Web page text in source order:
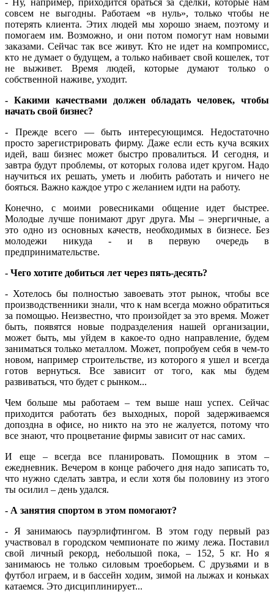
совсем не выгодны. Работаем «в нуль», только чтобы не
потерять клиента. Этих людей мы хорошо знаем, поэтому и
помогаем им. Возможно, и они потом помогут нам новыми
заказами. Сейчас так все живут. Кто не идет на компромисс,
кто не думает о будущем, а только набивает свой кошелек, тот
не выживет. Время людей, которые думают только о
собственной наживе, уходит.
- Какими качествами должен обладать человек, чтобы
начать свой бизнес?
- Прежде всего — быть интересующимся. Недостаточно
просто зарегистрировать фирму. Даже если есть куча всяких
идей, ваш бизнес может быстро провалиться. И сегодня, и
завтра будут проблемы, от которых голова идет кругом. Надо
научиться их решать, уметь и любить работать и ничего не
бояться. Важно каждое утро с желанием идти на работу.
Конечно, с моими ровесниками общение идет быстрее.
Молодые лучше понимают друг друга. Мы – энергичные, а
это одно из основных качеств, необходимых в бизнесе. Без
молодежи никуда - и в первую очередь в
предпринимательстве.
- Чего хотите добиться лет через пять-десять?
- Хотелось бы полностью завоевать этот рынок, чтобы все
производственники знали, что к нам всегда можно обратиться
за помощью. Неизвестно, что произойдет за это время. Может
быть, появятся новые подразделения нашей организации,
может быть, мы уйдем в какое-то одно направление, будем
заниматься только металлом. Может, попробуем себя в чем-то
новом, например строительстве, из которого я ушел и всегда
готов вернуться. Все зависит от того, как мы будем
развиваться, что будет с рынком...
Чем больше мы работаем – тем выше наш успех. Сейчас
приходится работать без выходных, порой задерживаемся
допоздна в офисе, но никто на это не жалуется, потому что
все знают, что процветание фирмы зависит от нас самих.
И еще – всегда все планировать. Помощник в этом –
ежедневник. Вечером в конце рабочего дня надо записать то,
что нужно сделать завтра, и если хотя бы половину из этого
ты осилил – день удался.
- А занятия спортом в этом помогают?
- Я занимаюсь пауэрлифтингом. В этом году первый раз
участвовал в городском чемпионате по жиму лежа. Поставил
свой личный рекорд, небольшой пока, – 152, 5 кг. Но я
занимаюсь не только силовым троеборьем. С друзьями и в
футбол играем, и в бассейн ходим, зимой на лыжах и коньках
катаемся. Это дисциплинирует...